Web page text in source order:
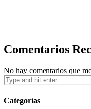
Comentarios
No hay comentarios que
Categorías